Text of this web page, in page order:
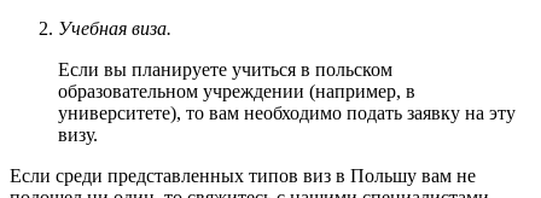
Учебная виза.
Если вы планируете учиться в польском
образовательном учреждении (например, в
университете), то вам необходимо подать заявку на эту
визу.
Если среди представленных типов виз в Польшу вам не